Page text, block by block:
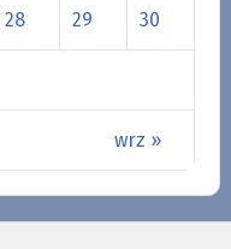
wrz »
28 29 30